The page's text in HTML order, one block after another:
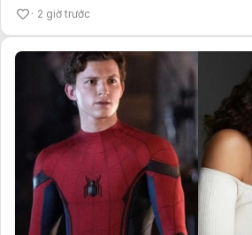
2 giờ trước